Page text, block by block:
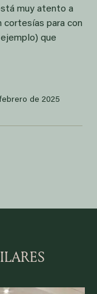
muy atento a
cortesías para con
que
de 2025